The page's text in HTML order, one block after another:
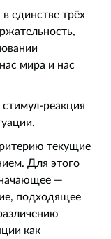
единстве трёх
мира и нас
реакция
текущие
Для этого
—
подходящее
как